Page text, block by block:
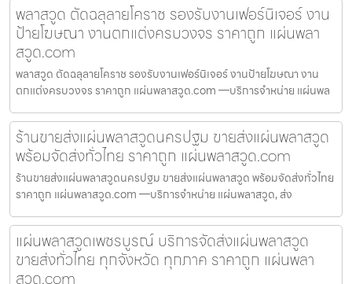
พลาสวูด ตัดฉลุลายโคราช รองรับงานเฟอร์นิเจอร์ งาน
ป้ายโฆษณา งานตกแต่งครบวงจร ราคาถูก แผ่นพลา
สวูด.com
พลาสวูด ตัดฉลุลายโคราช รองรับงานเฟอร์นิเจอร์ งานป้ายโฆษณา งาน
ตกแต่งครบวงจร ราคาถูก แผ่นพลาสวูด.com —บริการจำหน่าย แผ่นพล
ร้านขายส่งแผ่นพลาสวูดนครปฐม ขายส่งแผ่นพลาสวูด
พร้อมจัดส่งทั่วไทย ราคาถูก แผ่นพลาสวูด.com
ร้านขายส่งแผ่นพลาสวูดนครปฐม ขายส่งแผ่นพลาสวูด พร้อมจัดส่งทั่วไทย
ราคาถูก แผ่นพลาสวูด.com —บริการจำหน่าย แผ่นพลาสวูด, ส่ง
แผ่นพลาสวูดเพชรบูรณ์ บริการจัดส่งแผ่นพลาสวูด
ขายส่งทั่วไทย ทุกจังหวัด ทุกภาค ราคาถูก แผ่นพลา
สวูด.com